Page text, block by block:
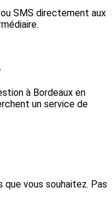
SMS directement aux
à Bordeaux en
un service de
vous souhaitez. Pas